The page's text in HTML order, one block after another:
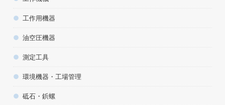
工作用機器
油空圧機器
測定工具
環境機器・工場管理
砥石・鋲螺